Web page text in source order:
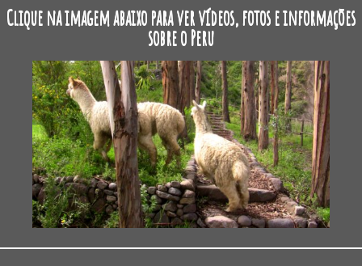
Clique na imagem abaixo para ver vídeos, fotos e informações
sobre o Peru